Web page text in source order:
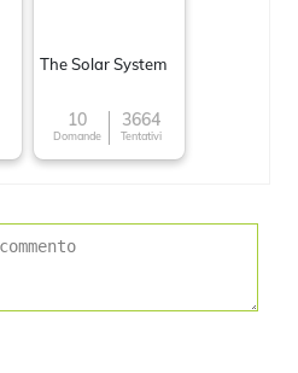
The Solar System
10
Domande
3664
Tentativi